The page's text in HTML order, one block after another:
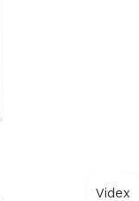
Videx